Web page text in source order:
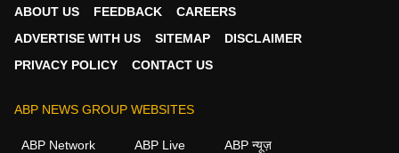
सरकार को आदेश देते हुए कहा कि 10 जुलाई को पिछड़ा वर्ग आयोग
ABOUT US FEEDBACK
CAREERS
ADVERTISE WITH US
SITEMAP
DISCLAIMER
PRIVACY POLICY
CONTACT US
ABP NEWS GROUP WEBSITES
ABP Network ABP Live ABP न्यूज़